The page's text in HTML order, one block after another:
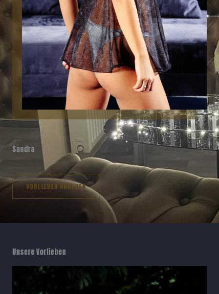
Sandra
VORLIEBEN ANSEHEN
Unsere Vorlieben